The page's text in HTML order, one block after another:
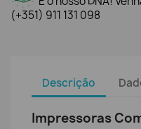
(+351) 911 131 098
Descrição
Impressoras